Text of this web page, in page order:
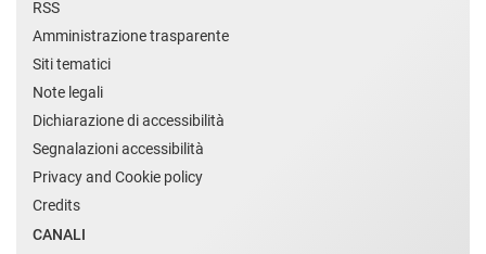
RSS
Amministrazione trasparente
Siti tematici
Note legali
Dichiarazione di accessibilità
Segnalazioni accessibilità
Privacy and Cookie policy
Credits
CANALI